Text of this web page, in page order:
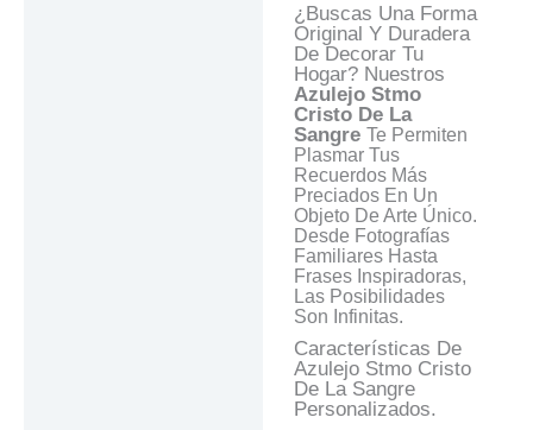
¿Buscas Una Forma
Original Y Duradera
De Decorar Tu
Hogar? Nuestros
Azulejo Stmo
Cristo De La
Sangre Te Permiten
Plasmar Tus
Recuerdos Más
Preciados En Un
Objeto De Arte Único.
Desde Fotografías
Familiares Hasta
Frases Inspiradoras,
Las Posibilidades
Son Infinitas.
Características De
Azulejo Stmo Cristo
De La Sangre
Personalizados.